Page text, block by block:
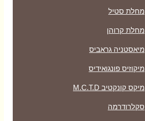
מחלת סטיל
מחלת קרוהן
מיאסטניה גראביס
מיקוזיס פונגואידיס
מיקס קונקטיב M.C.T.D
סקלרודרמה